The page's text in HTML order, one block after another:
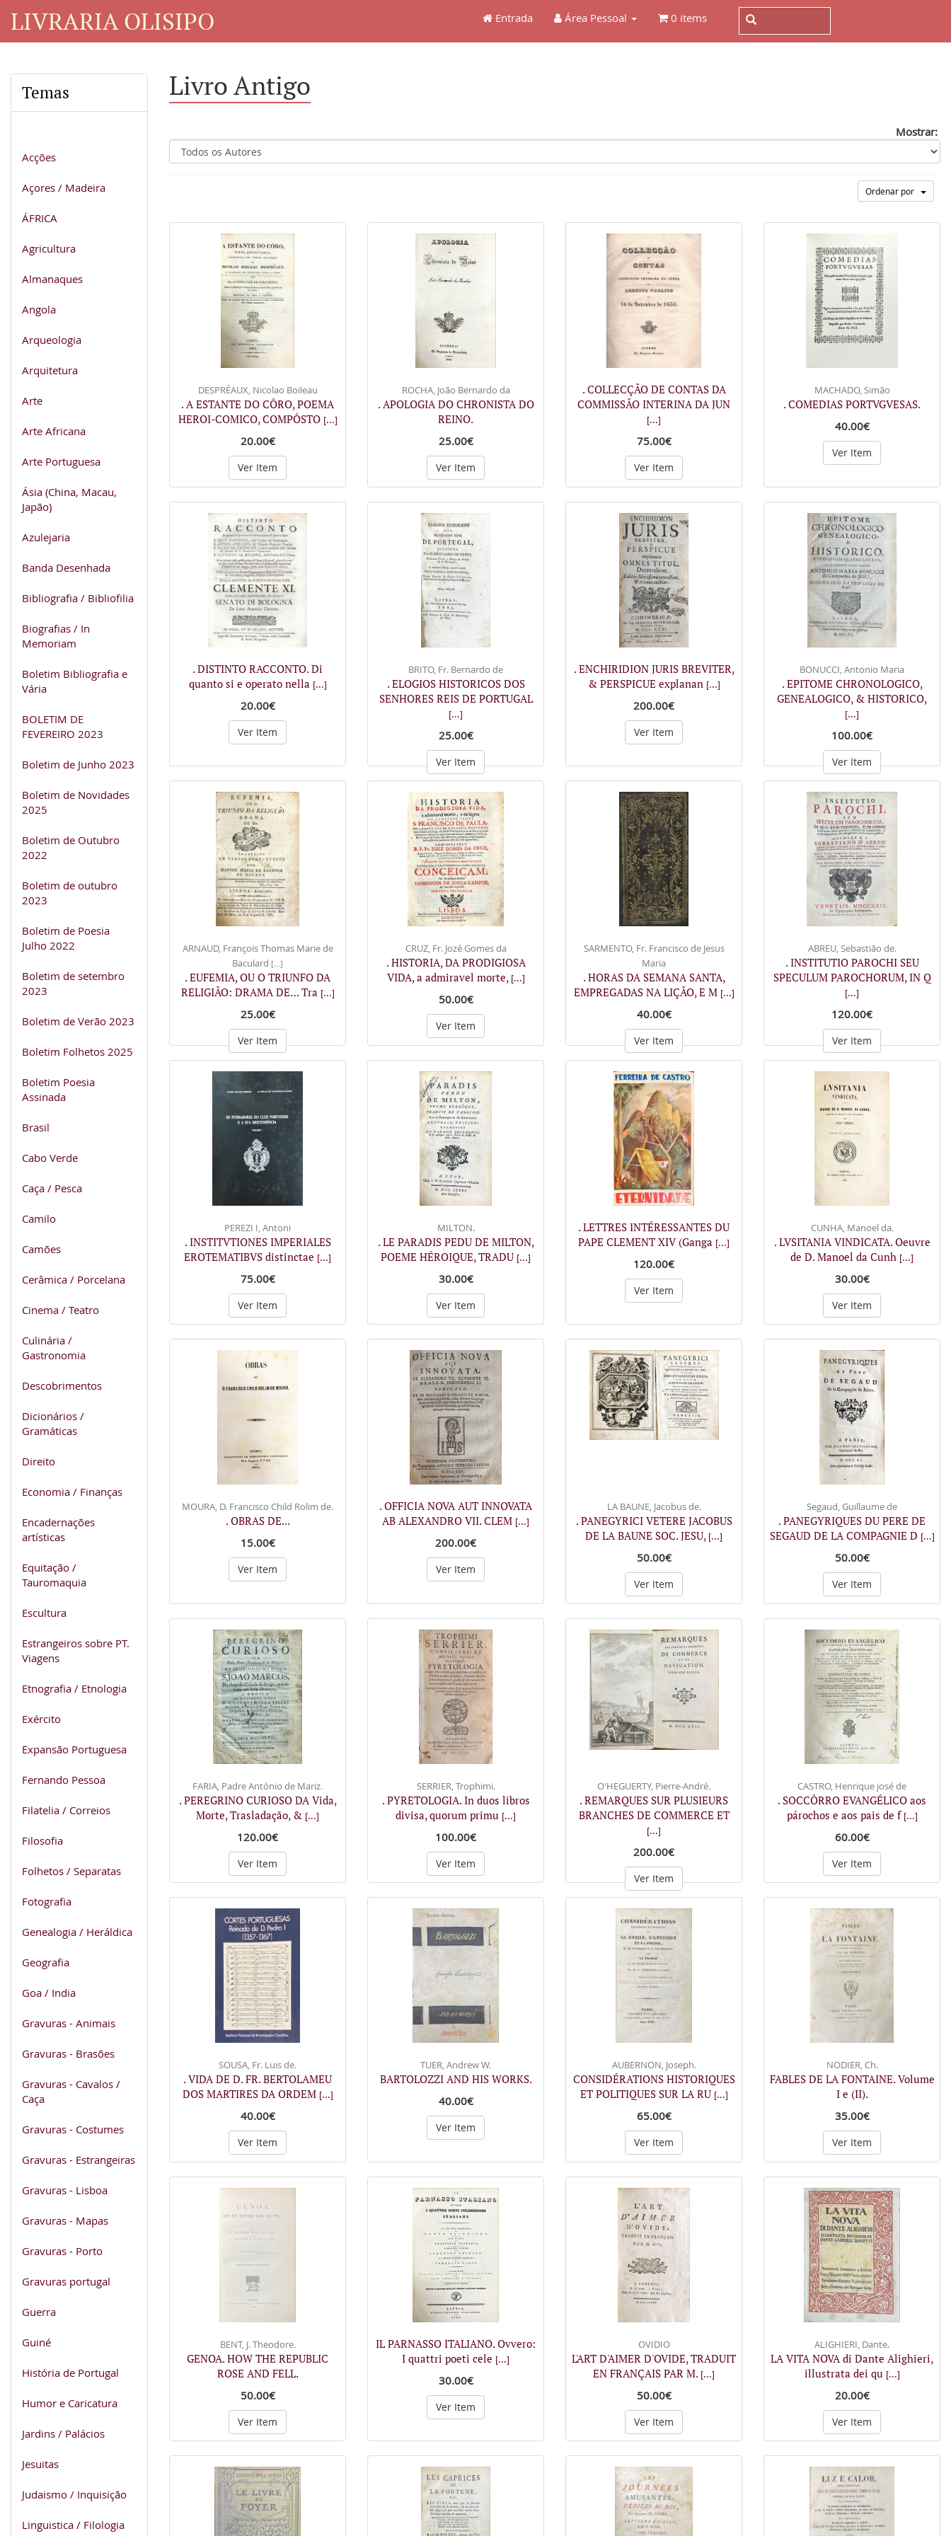
LIVRARIA OLISIPO Entrada Área Pessoal 0 items
Temas
Acções
Açores / Madeira
ÁFRICA
Agricultura
Almanaques
Angola
Arqueologia
Arquitetura
Arte
Arte Africana
Arte Portuguesa
Ásia (China, Macau,
Japão)
Azulejaria
Banda Desenhada
Bibliografia / Bibliofilia
Biografias / In
Memoriam
Boletim Bibliografia e
Vária
BOLETIM DE
FEVEREIRO 2023
Boletim de Junho 2023
Boletim de Novidades
2025
Boletim de Outubro
2022
Boletim de outubro
2023
Boletim de Poesia
Julho 2022
Boletim de setembro
2023
Boletim de Verão 2023
Boletim Folhetos 2025
Boletim Poesia
Assinada
Brasil
Cabo Verde
Caça / Pesca
Camilo
Camões
Cerâmica / Porcelana
Cinema / Teatro
Culinária /
Gastronomia
Descobrimentos
Dicionários /
Gramáticas
Direito
Economia / Finanças
Encadernações
artísticas
Equitação /
Tauromaquia
Escultura
Estrangeiros sobre PT.
Viagens
Etnografia / Etnologia
Exército
Expansão Portuguesa
Fernando Pessoa
Filatelia / Correios
Filosofia
Folhetos / Separatas
Fotografia
Genealogia / Heráldica
Geografia
Goa / India
Gravuras - Animais
Gravuras - Brasões
Gravuras - Cavalos /
Caça
Gravuras - Costumes
Gravuras - Estrangeiras
Gravuras - Lisboa
Gravuras - Mapas
Gravuras - Porto
Gravuras portugal
Guerra
Guiné
História de Portugal
Humor e Caricatura
Jardins / Palácios
Jesuitas
Judaismo / Inquisição
Linguistica / Filologia
Livro Antigo
Mostrar:
Ordenar por
DESPRÉAUX, Nicolao Boileau
. A ESTANTE DO CÔRO, POEMA
HEROI-COMICO, COMPÔSTO [...]
20.00€
Ver Item
ROCHA, João Bernardo da
. APOLOGIA DO CHRONISTA DO
REINO.
25.00€
Ver Item
. COLLECÇÃO DE CONTAS DA
COMMISSÃO INTERINA DA JUN
[...]
75.00€
Ver Item
MACHADO, Simão
. COMEDIAS PORTVGVESAS.
40.00€
Ver Item
. DISTINTO RACCONTO. Di
quanto si e operato nella [...]
20.00€
Ver Item
BRITO, Fr. Bernardo de
. ELOGIOS HISTORICOS DOS
SENHORES REIS DE PORTUGAL
[...]
25.00€
Ver Item
. ENCHIRIDION JURIS BREVITER,
& PERSPICUE explanan [...]
200.00€
Ver Item
BONUCCI, Antonio Maria
. EPITOME CHRONOLOGICO,
GENEALOGICO, & HISTORICO,
[...]
100.00€
Ver Item
ARNAUD, François Thomas Marie de
Baculard [...]
. EUFEMIA, OU O TRIUNFO DA
RELIGIÃO: DRAMA DE… Tra [...]
25.00€
Ver Item
CRUZ, Fr. Jozé Gomes da
. HISTORIA, DA PRODIGIOSA
VIDA, a admiravel morte, [...]
50.00€
Ver Item
SARMENTO, Fr. Francisco de Jesus
Maria
. HORAS DA SEMANA SANTA,
EMPREGADAS NA LIÇÃO, E M [...]
40.00€
Ver Item
ABREU, Sebastião de.
. INSTITUTIO PAROCHI SEU
SPECULUM PAROCHORUM, IN Q
[...]
120.00€
Ver Item
PEREZI I, Antoni
. INSTITVTIONES IMPERIALES
EROTEMATIBVS distinctae [...]
75.00€
Ver Item
MILTON.
. LE PARADIS PEDU DE MILTON,
POEME HÉROIQUE, TRADU [...]
30.00€
Ver Item
. LETTRES INTÉRESSANTES DU
PAPE CLEMENT XIV (Ganga [...]
120.00€
Ver Item
CUNHA, Manoel da.
. LVSITANIA VINDICATA. Oeuvre
de D. Manoel da Cunh [...]
30.00€
Ver Item
MOURA, D. Francisco Child Rolim de.
. OBRAS DE...
15.00€
Ver Item
. OFFICIA NOVA AUT INNOVATA
AB ALEXANDRO VII. CLEM [...]
200.00€
Ver Item
LA BAUNE, Jacobus de.
. PANEGYRICI VETERE JACOBUS
DE LA BAUNE SOC. JESU, [...]
50.00€
Ver Item
Segaud, Guillaume de
. PANEGYRIQUES DU PERE DE
SEGAUD DE LA COMPAGNIE D [...]
50.00€
Ver Item
FARIA, Padre António de Mariz.
. PEREGRINO CURIOSO DA Vida,
Morte, Trasladação, & [...]
120.00€
Ver Item
SERRIER, Trophimi.
. PYRETOLOGIA. In duos libros
divisa, quorum primu [...]
100.00€
Ver Item
O'HEGUERTY, Pierre-André.
. REMARQUES SUR PLUSIEURS
BRANCHES DE COMMERCE ET
[...]
200.00€
Ver Item
CASTRO, Henrique josé de
. SOCCÔRRO EVANGÉLICO aos
párochos e aos pais de f [...]
60.00€
Ver Item
SOUSA, Fr. Luis de.
. VIDA DE D. FR. BERTOLAMEU
DOS MARTIRES DA ORDEM [...]
40.00€
Ver Item
TUER, Andrew W.
BARTOLOZZI AND HIS WORKS.
40.00€
Ver Item
AUBERNON, Joseph.
CONSIDÉRATIONS HISTORIQUES
ET POLITIQUES SUR LA RU [...]
65.00€
Ver Item
NODIER, Ch.
FABLES DE LA FONTAINE. Volume
I e (II).
35.00€
Ver Item
BENT, J. Theodore.
GENOA. HOW THE REPUBLIC
ROSE AND FELL.
50.00€
Ver Item
IL PARNASSO ITALIANO. Ovvero:
I quattri poeti cele [...]
30.00€
Ver Item
OVIDIO
L'ART D'AIMER D'OVIDE, TRADUIT
EN FRANÇAIS PAR M. [...]
50.00€
Ver Item
ALIGHIERI, Dante.
LA VITA NOVA di Dante Alighieri,
illustrata dei qu [...]
20.00€
Ver Item